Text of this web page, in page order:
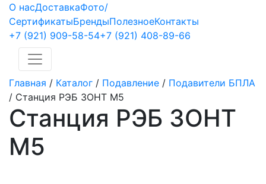
О насДоставкаФото/
СертификатыБрендыПолезноеКонтакты
+7 (921) 909-58-54+7 (921) 408-89-66
Главная / Каталог / Подавление / Подавители БПЛА
/ Станция РЭБ ЗОНТ М5
Станция РЭБ ЗОНТ
М5